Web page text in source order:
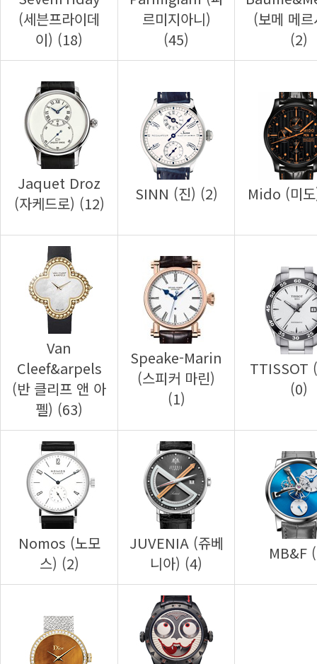
이) (18) (45) (2)
(자케드로) (12) SINN (진) (2) Mido (미
펠) (63)
(1) (0)
스) (2) 니아) (4)
MB&F